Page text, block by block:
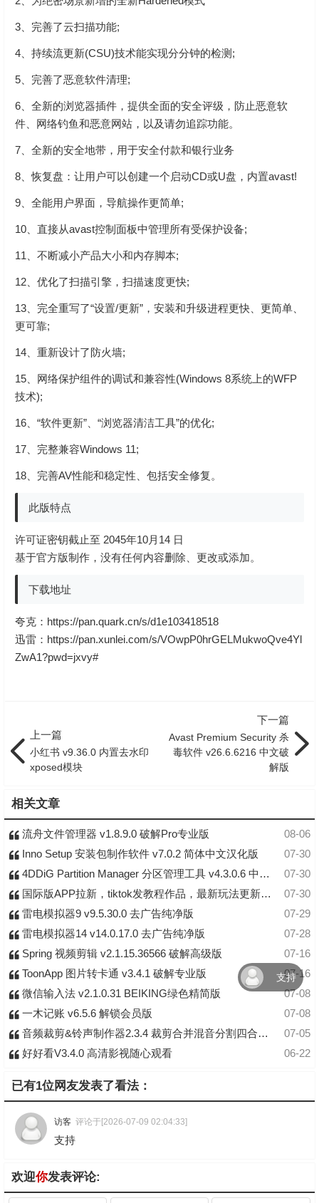
3、完善了云扫描功能;
4、持续流更新(CSU)技术能实现分分钟的检测;
5、完善了恶意软件清理;
6、全新的浏览器插件，提供全面的安全评级，防止恶意软
件、网络钓鱼和恶意网站，以及请勿追踪功能。
7、全新的安全地带，用于安全付款和银行业务
8、恢复盘：让用户可以创建一个启动CD或U盘，内置avast!
9、全能用户界面，导航操作更简单;
10、直接从avast控制面板中管理所有受保护设备;
11、不断减小产品大小和内存脚本;
12、优化了扫描引擎，扫描速度更快;
13、完全重写了“设置/更新”，安装和升级进程更快、更简单、
更可靠;
14、重新设计了防火墙;
15、网络保护组件的调试和兼容性(Windows 8系统上的WFP
技术);
16、“软件更新”、“浏览器清洁工具”的优化;
17、完整兼容Windows 11;
18、完善AV性能和稳定性、包括安全修复。
此版特点
许可证密钥截止至 2045年10月14 日
基于官方版制作，没有任何内容删除、更改或添加。
下载地址
夸克： https://pan.quark.cn/s/d1e103418518
迅雷： https://pan.xunlei.com/s/VOwpP0hrGELMukwoQve4Yl
ZwA1?pwd=jxvy#
上一篇
小红书 v9.36.0 内置去水印
xposed模块
下一篇
Avast Premium Security 杀
毒软件 v26.6.6216 中文破
解版
相关文章
08-06
流舟文件管理器 v1.8.9.0 破解Pro专业版
07-30
Inno Setup 安装包制作软件 v7.0.2 简体中文汉化版
07-30
4DDiG Partition Manager 分区管理工具 v4.3.0.6 中文破解版
07-30
国际版APP拉新，tiktok发教程作品，最新玩法更新，轻松日入四位数到五位数
07-29
雷电模拟器9 v9.5.30.0 去广告纯净版
07-28
雷电模拟器14 v14.0.17.0 去广告纯净版
07-16
Spring 视频剪辑 v2.1.15.36566 破解高级版
07-16
ToonApp 图片转卡通 v3.4.1 破解专业版
07-08
微信输入法 v2.1.0.31 BEIKING绿色精简版
07-08
一木记账 v6.5.6 解锁会员版
07-05
音频裁剪&铃声制作器2.3.4 裁剪合并混音分割四合一，内置在线铃声库
06-22
好好看V3.4.0 高清影视随心观看
已有1位网友发表了看法：
访客 评论于[2026-07-09 02:04:33]
支持
欢迎你发表评论:
支持